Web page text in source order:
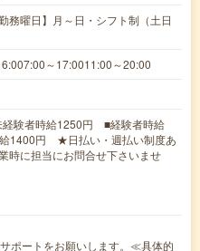
務曜日】月～日・シフト制（土日
～17:0011:00～20:00
験者時給1250円 ■経験者時給
1400円 ★日払い・週払い制度あ
時に担当にお問合せ下さいませ
ポートをお願いします。≪具体的